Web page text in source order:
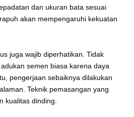
dan ukuran bata sesuai
akan mempengaruhi kekuatan
juga wajib diperhatikan. Tidak
semen biasa karena daya
pengerjaan sebaiknya dilakukan
Teknik pemasangan yang
kualitas dinding.